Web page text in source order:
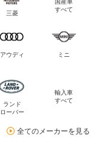
三菱
国産車
すべて
アウディ ミニ
ランド
ローバー
輸入車
すべて
全てのメーカーを見る